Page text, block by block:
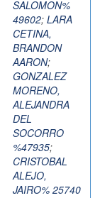
SALOMON%
49602; LARA
CETINA,
BRANDON
AARON;
GONZALEZ
MORENO,
ALEJANDRA
DEL
SOCORRO
%47935;
CRISTOBAL
ALEJO,
JAIRO% 25740